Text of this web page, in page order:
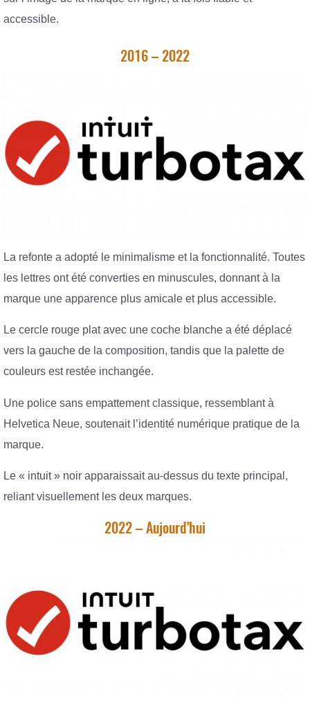
accessible.
2016 – 2022
La refonte a adopté le minimalisme et la fonctionnalité. Toutes
les lettres ont été converties en minuscules, donnant à la
marque une apparence plus amicale et plus accessible.
Le cercle rouge plat avec une coche blanche a été déplacé
vers la gauche de la composition, tandis que la palette de
couleurs est restée inchangée.
Une police sans empattement classique, ressemblant à
Helvetica Neue, soutenait l’identité numérique pratique de la
marque.
Le « intuit » noir apparaissait au-dessus du texte principal,
reliant visuellement les deux marques.
2022 – Aujourd’hui